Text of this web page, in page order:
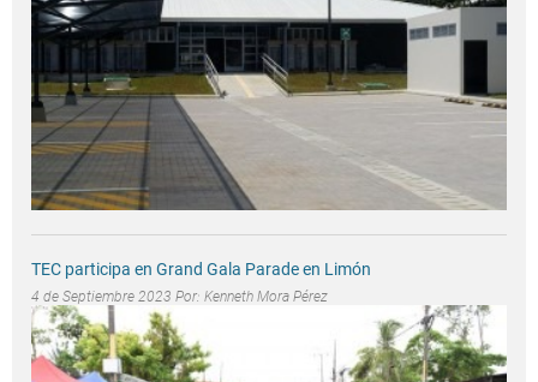
TEC participa en Grand Gala Parade en Limón
4 de Septiembre 2023 Por: Kenneth Mora Pérez